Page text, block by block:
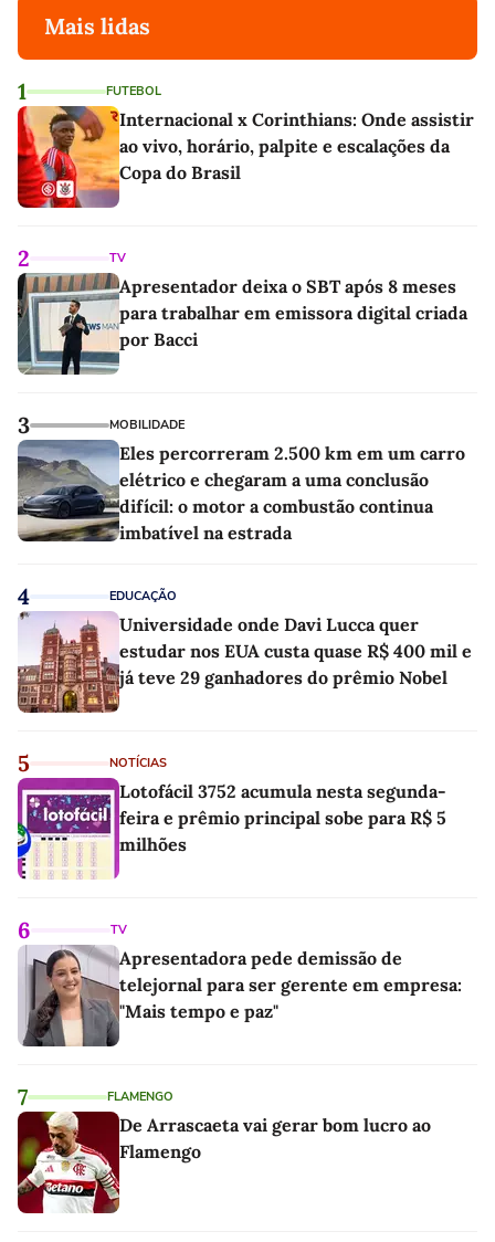
Mais lidas
1 FUTEBOL
Internacional x Corinthians: Onde assistir
ao vivo, horário, palpite e escalações da
Copa do Brasil
2 TV
Apresentador deixa o SBT após 8 meses
para trabalhar em emissora digital criada
por Bacci
3 MOBILIDADE
Eles percorreram 2.500 km em um carro
elétrico e chegaram a uma conclusão
difícil: o motor a combustão continua
imbatível na estrada
4 EDUCAÇÃO
Universidade onde Davi Lucca quer
estudar nos EUA custa quase R$ 400 mil e
já teve 29 ganhadores do prêmio Nobel
5 NOTÍCIAS
Lotofácil 3752 acumula nesta segunda-
feira e prêmio principal sobe para R$ 5
milhões
6 TV
Apresentadora pede demissão de
telejornal para ser gerente em empresa:
"Mais tempo e paz"
7 FLAMENGO
De Arrascaeta vai gerar bom lucro ao
Flamengo